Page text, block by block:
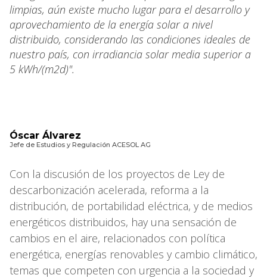
limpias, aún existe mucho lugar para el desarrollo y
aprovechamiento de la energía solar a nivel
distribuido, considerando las condiciones ideales de
nuestro país, con irradiancia solar media superior a
5 kWh/(m2d)".
Óscar Álvarez
Jefe de Estudios y Regulación ACESOL AG
Con la discusión de los proyectos de Ley de
descarbonización acelerada, reforma a la
distribución, de portabilidad eléctrica, y de medios
energéticos distribuidos, hay una sensación de
cambios en el aire, relacionados con política
energética, energías renovables y cambio climático,
temas que competen con urgencia a la sociedad y